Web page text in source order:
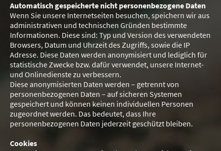
Automatisch gespeicherte nicht personenbezogene Daten
Wenn Sie unsere Internetseiten besuchen, speichern wir aus
administrativen und technischen Gründen bestimmte
Informationen. Diese sind: Typ und Version des verwendeten
Browsers, Datum und Uhrzeit des Zugriffs, sowie die IP
Adresse. Diese Daten werden anonymisiert und lediglich für
statistische Zwecke bzw. dafür verwendet, unsere Internet-
und Onlinedienste zu verbessern.
Diese anonymisierten Daten werden – getrennt von
personenbezogenen Daten – auf sicheren Systemen
gespeichert und können keinen individuellen Personen
zugeordnet werden. Das bedeutet, dass Ihre
personenbezogenen Daten jederzeit geschützt bleiben.
Cookies